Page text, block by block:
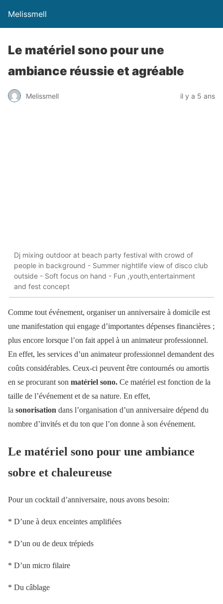
Melissmell
Le matériel sono pour une
ambiance réussie et agréable
Melissmell il y a 5 ans
Dj mixing outdoor at beach party festival with crowd of
people in background - Summer nightlife view of disco club
outside - Soft focus on hand - Fun ,youth,entertainment
and fest concept
Comme tout événement, organiser un anniversaire à domicile est
une manifestation qui engage d’importantes dépenses financières ;
plus encore lorsque l’on fait appel à un animateur professionnel.
En effet, les services d’un animateur professionnel demandent des
coûts considérables. Ceux-ci peuvent être contournés ou amortis
en se procurant son matériel sono. Ce matériel est fonction de la
taille de l’événement et de sa nature. En effet,
la sonorisation dans l’organisation d’un anniversaire dépend du
nombre d’invités et du ton que l’on donne à son événement.
Le matériel sono pour une ambiance
sobre et chaleureuse
Pour un cocktail d’anniversaire, nous avons besoin:
* D’une à deux enceintes amplifiées
* D’un ou de deux trépieds
* D’un micro filaire
* Du câblage